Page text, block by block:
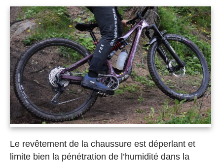
Le revêtement de la chaussure est déperlant et
limite bien la pénétration de l’humidité dans la